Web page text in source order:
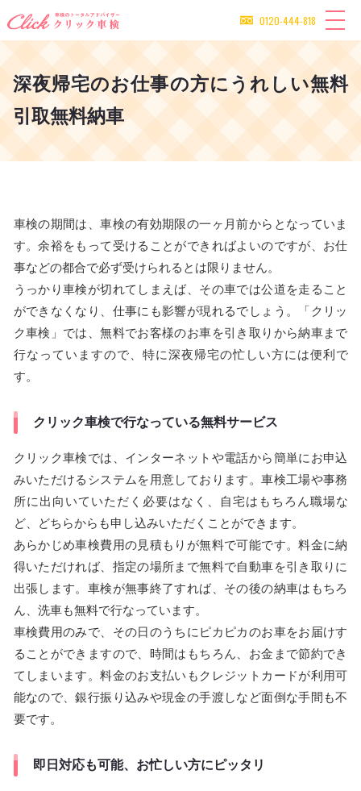
0120-444-818
深夜帰宅のお仕事の方にうれしい無料
引取無料納車
車検の期間は、車検の有効期限の一ヶ月前からとなっていま
す。余裕をもって受けることができればよいのですが、お仕
事などの都合で必ず受けられるとは限りません。
うっかり車検が切れてしまえば、その車では公道を走ること
ができなくなり、仕事にも影響が現れるでしょう。「クリッ
ク車検」では、無料でお客様のお車を引き取りから納車まで
行なっていますので、特に深夜帰宅の忙しい方には便利で
す。
クリック車検で行なっている無料サービス
クリック車検では、インターネットや電話から簡単にお申込
みいただけるシステムを用意しております。車検工場や事務
所に出向いていただく必要はなく、自宅はもちろん職場な
ど、どちらからも申し込みいただくことができます。
あらかじめ車検費用の見積もりが無料で可能です。料金に納
得いただければ、指定の場所まで無料で自動車を引き取りに
出張します。車検が無事終了すれば、その後の納車はもちろ
ん、洗車も無料で行なっています。
車検費用のみで、その日のうちにピカピカのお車をお届けす
ることができますので、時間はもちろん、お金まで節約でき
てしまいます。料金のお支払いもクレジットカードが利用可
能なので、銀行振り込みや現金の手渡しなど面倒な手間も不
要です。
即日対応も可能、お忙しい方にピッタリ